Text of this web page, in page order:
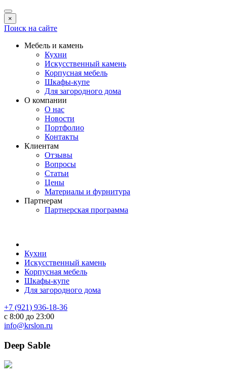
×
Поиск на сайте
Мебель и камень
Кухни
Искусственный камень
Корпусная мебель
Шкафы-купе
Для загородного дома
О компании
О нас
Новости
Портфолио
Контакты
Клиентам
Отзывы
Вопросы
Статьи
Цены
Материалы и фурнитура
Партнерам
Партнерская программа
Кухни
Искусственный камень
Корпусная мебель
Шкафы-купе
Для загородного дома
+7 (921) 936-18-36
с 8:00 до 23:00
info@krslon.ru
Deep Sable